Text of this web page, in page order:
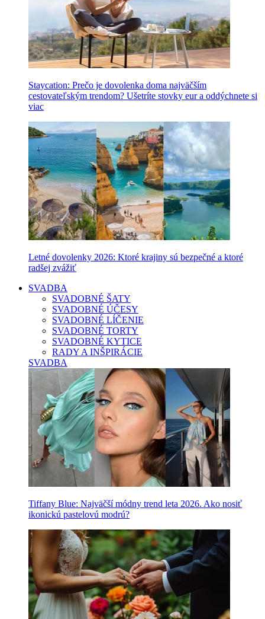
Staycation: Prečo je dovolenka doma najväčším
cestovateľským trendom? Ušetríte stovky eur a oddýchnete si
viac
Letné dovolenky 2026: Ktoré krajiny sú bezpečné a ktoré
radšej zvážiť
SVADBA
SVADOBNÉ ŠATY
SVADOBNÉ ÚČESY
SVADOBNÉ LÍČENIE
SVADOBNÉ TORTY
SVADOBNÉ KYTICE
RADY A INŠPIRÁCIE
SVADBA
Tiffany Blue: Najväčší módny trend leta 2026. Ako nosiť
ikonickú pastelovú modrú?